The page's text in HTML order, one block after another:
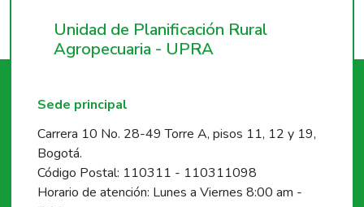
Unidad de Planificación Rural
Agropecuaria - UPRA
Sede principal
Carrera 10 No. 28-49 Torre A, pisos 11, 12 y 19,
Bogotá.
Código Postal: 110311 - 110311098
Horario de atención: Lunes a Viernes 8:00 am -